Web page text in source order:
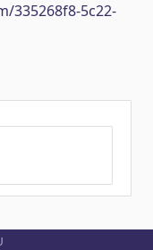
335268f8-5c22-